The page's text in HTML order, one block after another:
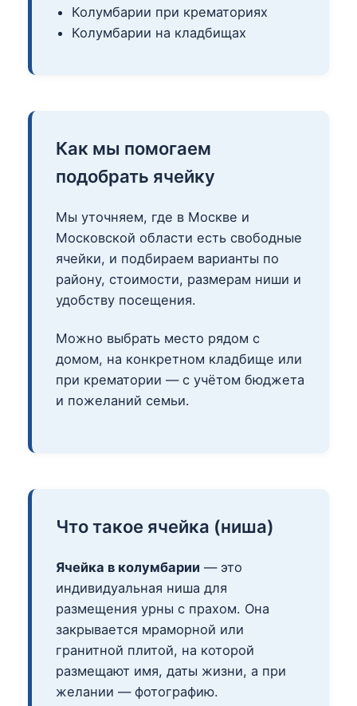
Колумбарии при крематориях
Колумбарии на кладбищах
Как мы помогаем
подобрать ячейку
Мы уточняем, где в Москве и
Московской области есть свободные
ячейки, и подбираем варианты по
району, стоимости, размерам ниши и
удобству посещения.
Можно выбрать место рядом с
домом, на конкретном кладбище или
при крематории — с учётом бюджета
и пожеланий семьи.
Что такое ячейка (ниша)
Ячейка в колумбарии — это
индивидуальная ниша для
размещения урны с прахом. Она
закрывается мраморной или
гранитной плитой, на которой
размещают имя, даты жизни, а при
желании — фотографию.